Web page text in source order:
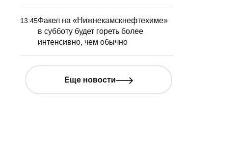
13:45Факел на «Нижнекамскнефтехиме»
в субботу будет гореть более
интенсивно, чем обычно
Еще новости